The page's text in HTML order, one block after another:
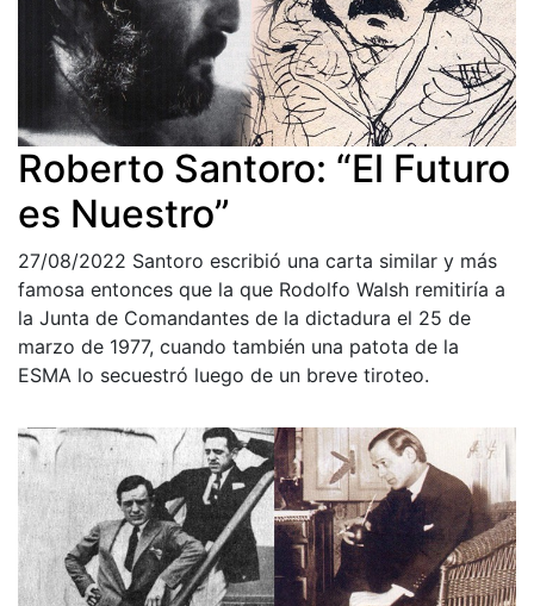
Roberto Santoro: “El Futuro
es Nuestro”
27/08/2022 Santoro escribió una carta similar y más
famosa entonces que la que Rodolfo Walsh remitiría a
la Junta de Comandantes de la dictadura el 25 de
marzo de 1977, cuando también una patota de la
ESMA lo secuestró luego de un breve tiroteo.